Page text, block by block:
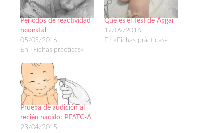
Periodos de reactividad
neonatal
05/05/2016
En «Fichas prácticas»
Qué es el Test de Apgar
19/09/2016
En «Fichas prácticas»
Prueba de audición al
recién nacido: PEATC-A
23/04/2015